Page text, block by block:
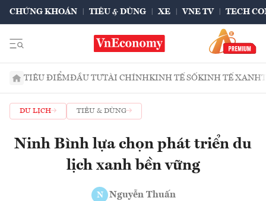
CHỨNG KHOÁN TIÊU & DÙNG XE VNE TV TECH
TIÊU ĐIỂMĐẦU TƯTÀI CHÍNHKINH TẾ SỐKINH TẾ XANH
DU LỊCH TIÊU & DÙNG
Ninh Bình lựa chọn phát triển du
lịch xanh bền vững
N Nguyễn Thuấn